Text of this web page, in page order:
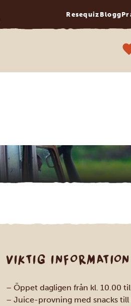
Resequiz Blogg
VIKTIG INFORMATION
– Öppet dagligen från kl. 10.00
– Juice-provning med snacks till